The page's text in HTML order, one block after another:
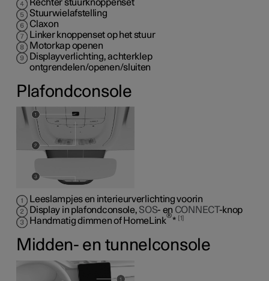
Rechter stuurknoppenset
Stuurwielafstelling
Claxon
Linker knoppenset op het stuur
Motorkap openen
Displayverlichting, achterklep
ontgrendelen/openen/sluiten
Plafondconsole
Leeslampjes en interieurverlichting voorin
Display in plafondconsole, SOS- en CONNECT-knop
Handmatig dimmen of HomeLink
®
* 1
Midden- en tunnelconsole